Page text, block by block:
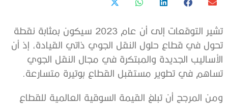
تشير التوقعات إلى أن عام 2023 سيكون بمثابة نقطة
تحول في قطاع حلول النقل الجوي ذاتي القيادة، إذ أن
الأساليب الجديدة والمبتكرة في مجال النقل الجوي
تساهم في تطوير مستقبل القطاع بوتيرة متسارعة.
ومن المرجح أن تبلغ القيمة السوقية العالمية للقطاع